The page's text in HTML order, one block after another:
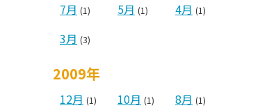
7月 (1) 5月 (1) 4月 (1)
3月 (3)
2009年
12月 (1) 10月 (1) 8月 (1)